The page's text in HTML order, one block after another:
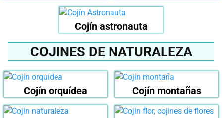
Cojín astronauta
COJINES DE NATURALEZA
Cojín orquídea Cojín montañas